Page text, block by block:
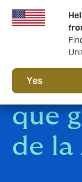
Yes
que
de la